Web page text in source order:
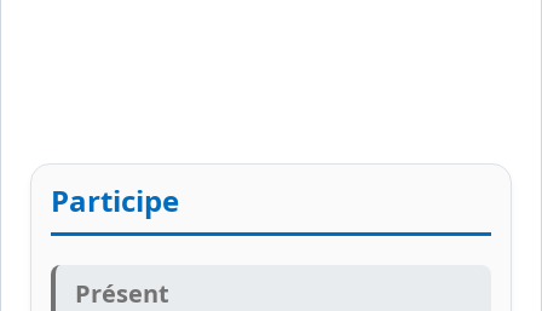
Participe
Présent